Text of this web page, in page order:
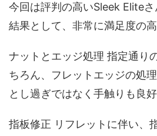
今回は評判の高いSleek Eliteさ
結果として、非常に満足度の
ナットとエッジ処理 指定通り
ちろん、フレットエッジの処
とし過ぎではなく手触りも良好
指板修正 リフレットに伴い、